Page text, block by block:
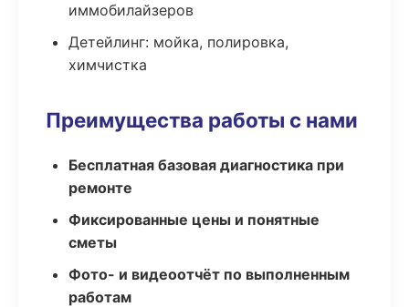
иммобилайзеров
Детейлинг: мойка, полировка,
химчистка
Преимущества работы с нами
Бесплатная базовая диагностика при
ремонте
Фиксированные цены и понятные
сметы
Фото- и видеоотчёт по выполненным
работам